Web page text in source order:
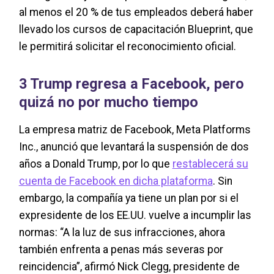
al menos el 20 % de tus empleados deberá haber
llevado los cursos de capacitación Blueprint, que
le permitirá solicitar el reconocimiento oficial.
3 Trump regresa a Facebook, pero
quizá no por mucho tiempo
La empresa matriz de Facebook, Meta Platforms
Inc., anunció que levantará la suspensión de dos
años a Donald Trump, por lo que restablecerá su
cuenta de Facebook en dicha plataforma. Sin
embargo, la compañía ya tiene un plan por si el
expresidente de los EE.UU. vuelve a incumplir las
normas: “A la luz de sus infracciones, ahora
también enfrenta a penas más severas por
reincidencia”, afirmó Nick Clegg, presidente de